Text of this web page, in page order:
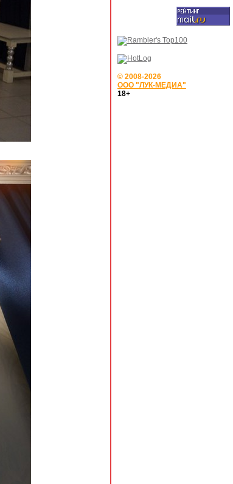
© 2008-2026
ООО "ЛУК-МЕДИА"
18+